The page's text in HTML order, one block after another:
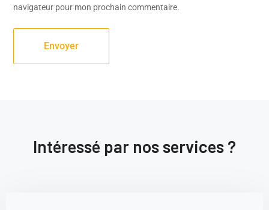
navigateur pour mon prochain commentaire.
Intéressé par nos services ?